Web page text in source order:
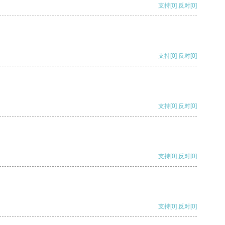
支持[0] 反对[0]
支持[0] 反对[0]
支持[0] 反对[0]
支持[0] 反对[0]
支持[0] 反对[0]